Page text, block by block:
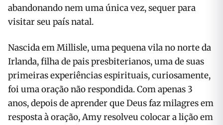
abandonando nem uma única vez, sequer para
visitar seu país natal.
Nascida em Millisle, uma pequena vila no norte da
Irlanda, filha de pais presbiterianos, uma de suas
primeiras experiências espirituais, curiosamente,
foi uma oração não respondida. Com apenas 3
anos, depois de aprender que Deus faz milagres em
resposta à oração, Amy resolveu colocar a lição em